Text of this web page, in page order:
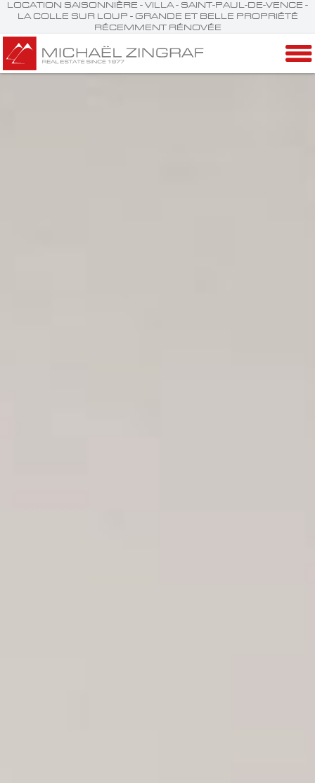
LOCATION SAISONNIÈRE - VILLA - SAINT-PAUL-DE-VENCE -
LA COLLE SUR LOUP - GRANDE ET BELLE PROPRIÉTÉ
RÉCEMMENT RÉNOVÉE